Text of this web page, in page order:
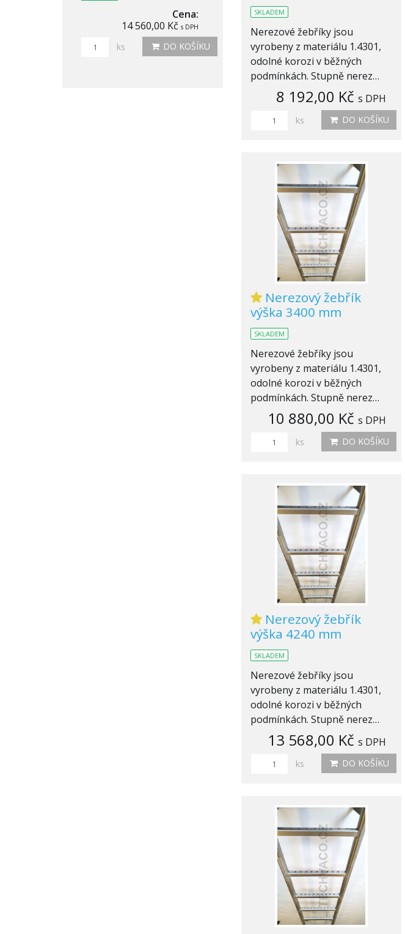
SKLADEM
Nerezové žebříky jsou
vyrobeny z materiálu 1.4301,
odolné korozi v běžných
podmínkách. Stupně nerez…
8 192,00 Kč s DPH
ks DO KOŠÍKU
Nerezový žebřík
výška 3400 mm
SKLADEM
Nerezové žebříky jsou
vyrobeny z materiálu 1.4301,
odolné korozi v běžných
podmínkách. Stupně nerez…
10 880,00 Kč s DPH
ks DO KOŠÍKU
Nerezový žebřík
výška 4240 mm
SKLADEM
Nerezové žebříky jsou
vyrobeny z materiálu 1.4301,
odolné korozi v běžných
podmínkách. Stupně nerez…
13 568,00 Kč s DPH
ks DO KOŠÍKU
Cena:
14 560,00 Kč s DPH
ks DO KOŠÍKU